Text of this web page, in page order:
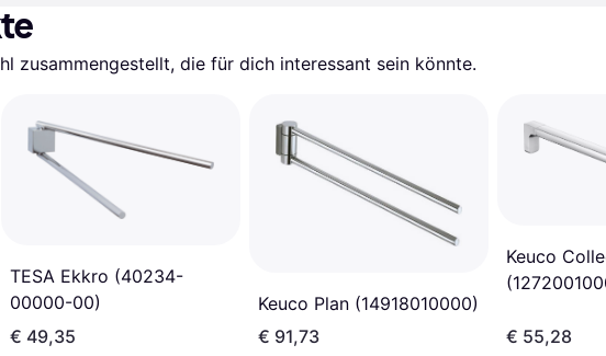
zusammengestellt, die für dich interessant sein könnte.
TESA Ekkro (40234-
00000-00)
€ 49,35
Keuco Plan (14918010000)
€ 91,73
Keuco
€ 55,28